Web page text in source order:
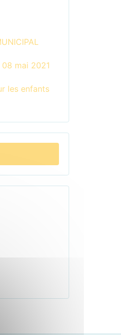
mai 2021
les enfants
le bandeau des cookies